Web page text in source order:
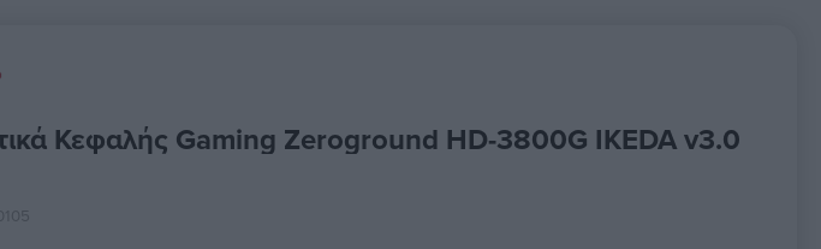
Κεφαλής Gaming Zeroground HD-3800G IKEDA v3.0